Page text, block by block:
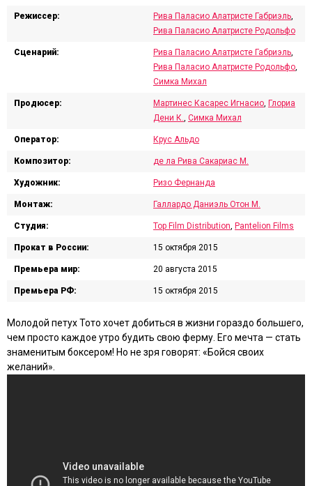
Режиссер: Рива Паласио Алатристе Габриэль,
Рива Паласио Алатристе Родольфо
Сценарий: Рива Паласио Алатристе Габриэль,
Рива Паласио Алатристе Родольфо,
Симка Михал
Продюсер: Мартинес Касарес Игнасио, Глориа
Дени К., Симка Михал
Оператор: Крус Альдо
Композитор: де ла Рива Сакариас М.
Художник: Ризо Фернанда
Монтаж: Галлардо Даниэль Отон М.
Студия: Top Film Distribution, Pantelion Films
Прокат в России: 15 октября 2015
Премьера мир: 20 августа 2015
Премьера РФ: 15 октября 2015
Молодой петух Тото хочет добиться в жизни гораздо большего,
чем просто каждое утро будить свою ферму. Его мечта — стать
знаменитым боксером! Но не зря говорят: «Бойся своих
желаний».